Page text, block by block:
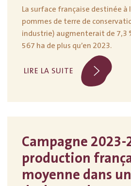
La surface française destinée à
pommes de terre de
industrie) augmenterait de 7,3
567 ha de plus qu’en 2023.
LIRE LA SUITE
Campagne 2023-
production
moyenne dans